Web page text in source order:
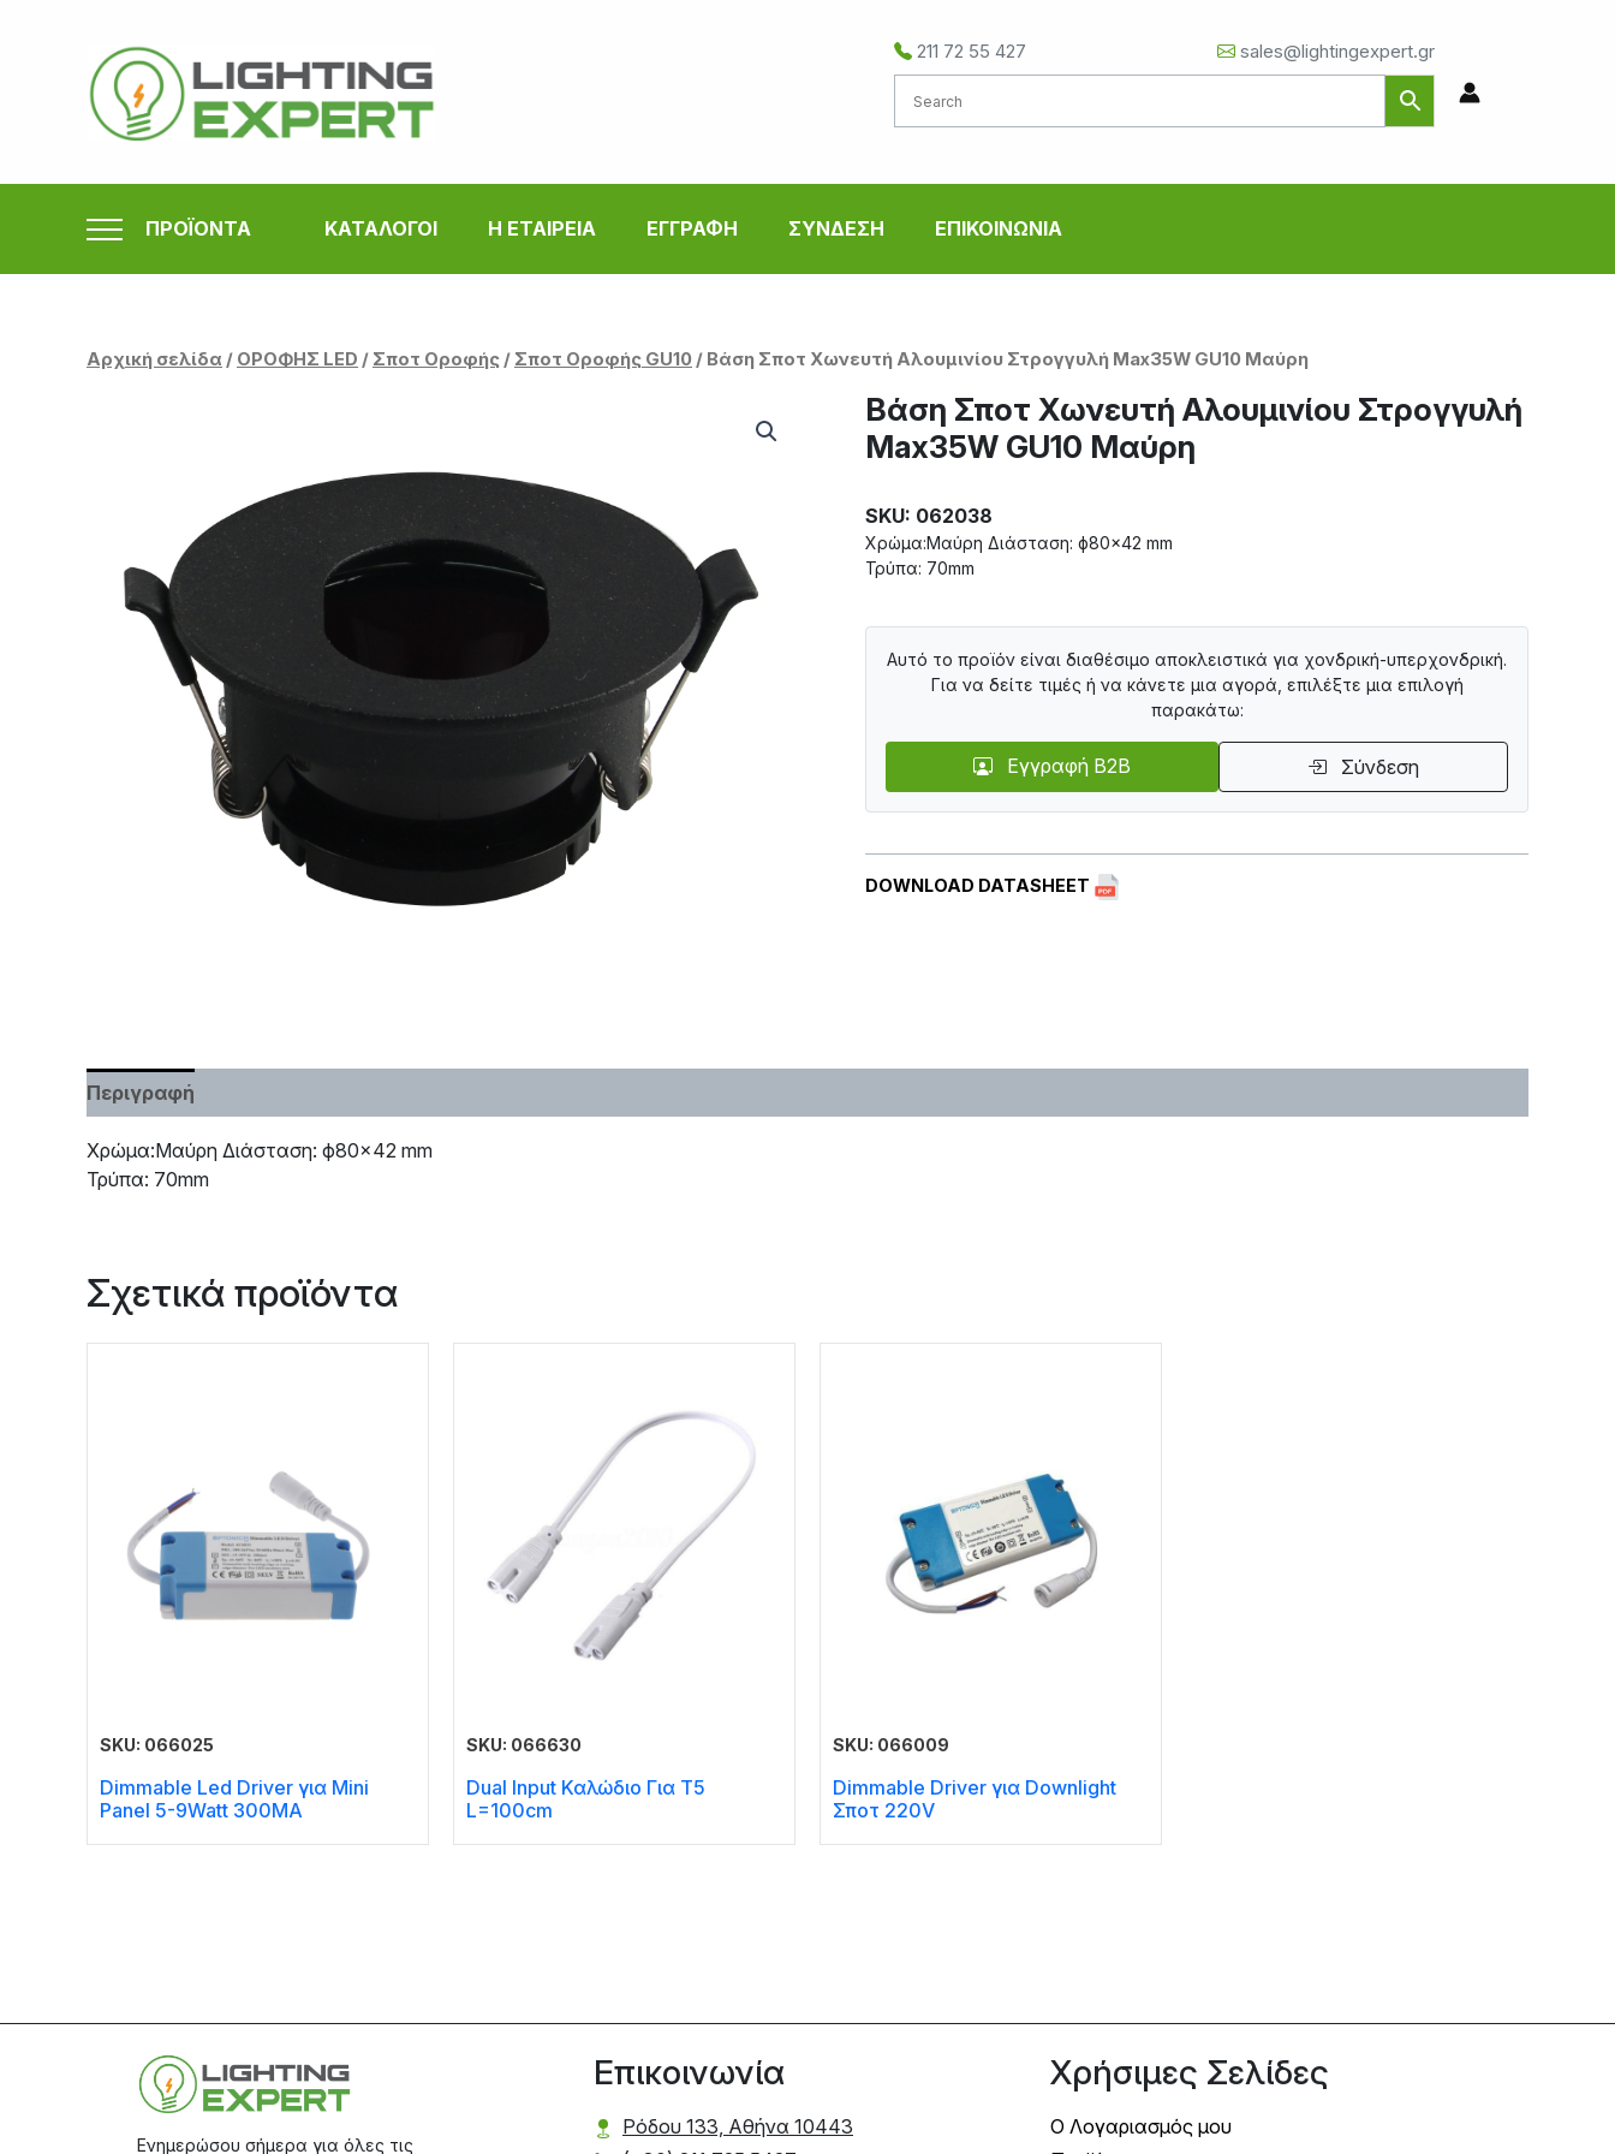
περιεχόμενο
211 72 55 427 sales@lightingexpert.gr
ΠΡΟΪΟΝΤΑ ΚΑΤΑΛΟΓΟΙ Η ΕΤΑΙΡΕΙΑ ΕΓΓΡΑΦΗ ΣΥΝΔΕΣΗ ΕΠΙΚΟΙΝΩΝΙΑ
Αρχική σελίδα / ΟΡΟΦΗΣ LED / Σποτ Οροφής / Σποτ Οροφής GU10 / Βάση Σποτ Χωνευτή Αλουμινίου Στρογγυλή Max35W GU10 Μαύρη
Βάση Σποτ Χωνευτή Αλουμινίου Στρογγυλή
Max35W GU10 Μαύρη
SKU: 062038
Χρώμα:Μαύρη Διάσταση: ф80×42 mm
Τρύπα: 70mm
DOWNLOAD DATASHEET
Αυτό το προϊόν είναι διαθέσιμο αποκλειστικά για χονδρική-υπερχονδρική.
Για να δείτε τιμές ή να κάνετε μια αγορά, επιλέξτε μια επιλογή
παρακάτω:
Εγγραφή B2B Σύνδεση
Περιγραφή
Χρώμα:Μαύρη Διάσταση: ф80×42 mm
Τρύπα: 70mm
Σχετικά προϊόντα
SKU: 066025
Dimmable Led Driver για Mini
Panel 5-9Watt 300MA
SKU: 066630
Dual Input Καλώδιο Για T5
L=100cm
SKU: 066009
Dimmable Driver για Downlight
Σποτ 220V
Ενημερώσου σήμερα για όλες τις
Επικοινωνία
Ρόδου 133, Αθήνα 10443
Χρήσιμες Σελίδες
Ο Λογαριασμός μου